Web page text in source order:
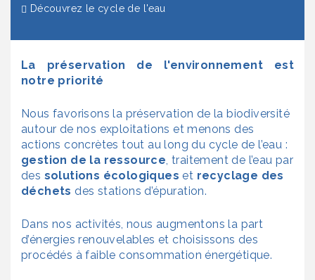
Découvrez le cycle de l'eau
La préservation de l'environnement est
notre priorité
Nous favorisons la préservation de la biodiversité
autour de nos exploitations et menons des
actions concrètes tout au long du cycle de l’eau :
gestion de la ressource, traitement de l’eau par
des solutions écologiques et recyclage des
déchets des stations d’épuration.
Dans nos activités, nous augmentons la part
d’énergies renouvelables et choisissons des
procédés à faible consommation énergétique.